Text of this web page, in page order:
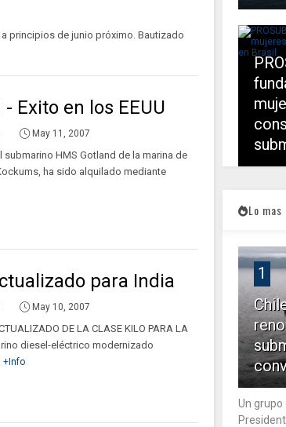
principios de junio próximo. Bautizado
Exito en los EEUU
May 11, 2007
HMS Gotland de la marina de
ha sido alquilado mediante
para India
May 10, 2007
DE LA CLASE KILO PARA LA
diesel-eléctrico modernizado
+Info
Lo mas
1
Un grupo